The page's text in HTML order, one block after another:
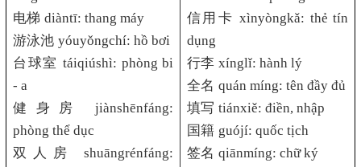
电梯 diàntī: thang máy
游泳池 yóuyǒngchí: hồ bơi
台球室 táiqiúshì: phòng bi
- a
健身房
jiànshēnfáng:
phòng thể dục
双人房
shuāngrénfáng:
信用卡 xìnyòngkǎ: thẻ tín
dụng
行李 xínglǐ: hành lý
全名 quán míng: tên đầy đủ
填写 tiánxiě: điền, nhập
国籍 guójí: quốc tịch
签名 qiānmíng: chữ ký